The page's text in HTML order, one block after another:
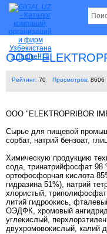
ООО
Рейтинг: 70 Просмотров: 8606
ООО "ELEKTROPRIBOR
Сырье для пищевой
сорбат, натрий бензоат,
Химическую продукцию
сода, тринатрийфосфат 98
ортофосфорная кислота
гидразина 51%), натрий
хлористый, триполифосфат
литий гидроокись,
ОЭДФК, хромовый
углекислый,
двухромовокислый, калий